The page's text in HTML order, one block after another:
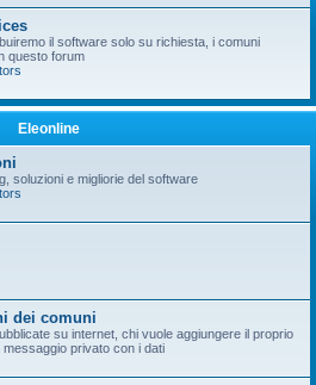
il software solo su richiesta, i comuni
questo forum
Eleonline
soluzioni e migliorie del software
dei comuni
su internet, chi vuole aggiungere il proprio
privato con i dati